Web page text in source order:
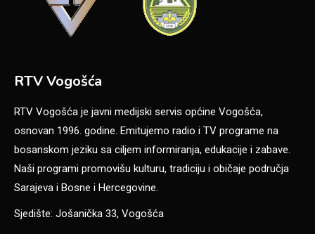
RTV Vogošća
RTV Vogošća je javni medijski servis općine Vogošća,
osnovan 1996. godine. Emitujemo radio i TV programe na
bosanskom jeziku sa ciljem informiranja, edukacije i zabave.
Naši programi promovišu kulturu, tradiciju i običaje područja
Sarajeva i Bosne i Hercegovine.
Sjedište: Jošanička 33, Vogošća